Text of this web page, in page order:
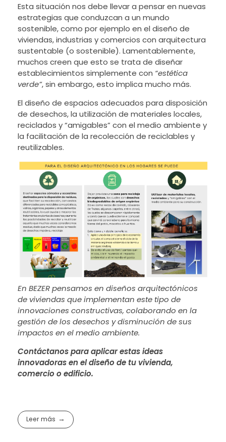
Esta situación nos debe llevar a pensar en nuevas
estrategias que conduzcan a un mundo
sostenible, como por ejemplo en el diseño de
viviendas, industrias y comercios con arquitectura
sustentable (o sostenible). Lamentablemente,
muchos creen que esto se trata de diseñar
establecimientos simplemente con “estética
verde”, sin embargo, esto implica mucho más.
El diseño de espacios adecuados para disposición
de desechos, la utilización de materiales locales,
reciclados y “amigables” con el medio ambiente y
la facilitación de la recolección de reciclables y
reutilizables.
En BEZER pensamos en diseños arquitectónicos
de viviendas que implementan este tipo de
innovaciones constructivas, colaborando en la
gestión de los desechos y disminución de sus
impactos en el medio ambiente.
Contáctanos para aplicar estas ideas
innovadoras en el diseño de tu vivienda,
comercio o edificio.
Leer más